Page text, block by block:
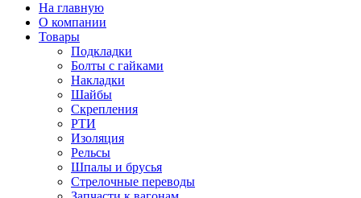
На главную
О компании
Товары
Подкладки
Болты с гайками
Накладки
Шайбы
Скрепления
РТИ
Изоляция
Рельсы
Шпалы и брусья
Стрелочные переводы